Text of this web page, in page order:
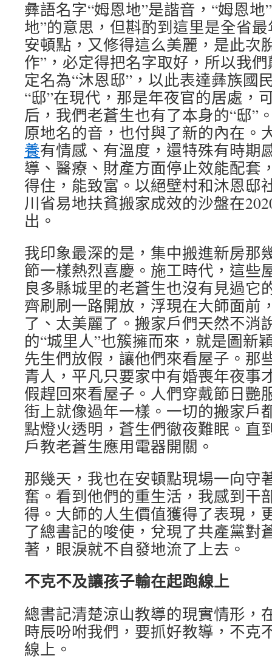
彝語名字“姆恩地”是諧音，“姆恩
地”的意思，但斟酌到這里是全省
安頓點，又修得這么美麗，是此次
作”，必定得把名字取好，所以我
定名為“沐恩邸”，以此表達彝族國
“邸”在現代，那是年夜官的居處，
后，我們老蒼生也有了本身的“邸”
原地名的音，也付與了新的內在。
養有情感、有溫度，還特殊有時期
導、醫療、財產方面停止效能配套
得住，能致富。以絕壁村和沐恩邸
川省易地扶貧搬家成效的沙盤在
出。
我印象最深的是，集中搬進新房那
節一樣熱烈喜慶。施工時代，這些
良多縣城里的老蒼生也沒有見過它
齊刷刷一路開放，浮現在大師面前
了、太美麗了。搬家戶們天然不消
的“城里人”也簇擁而來，就是圖新
先生們放假，讓他們來看屋子。那
青人，平凡只要家中有婚喪年夜事
假趕回來看屋子。人們穿戴節日艷
街上就像過年一樣。一切的搬家戶
點燈火透明，蒼生們徹夜難眠。直
戶教老蒼生應用電器開關。
那幾天，我也在安頓點現場一向守
奮。看到他們的重生活，我感到干
得。大師的人生價值獲得了表現，
了總書記的唆使，兌現了共產黨對
著，眼淚就不自發地流了上去。
不克不及讓孩子輸在起跑線上
總書記清楚涼山教導的現實情形，
時辰吩咐我們，要抓好教導，不克
線上。